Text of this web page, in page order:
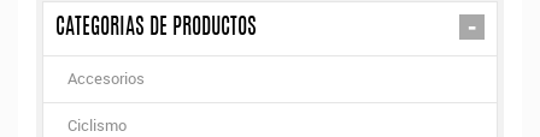
-
CATEGORIAS DE PRODUCTOS
Accesorios
Ciclismo